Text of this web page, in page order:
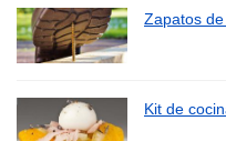
Zapatos
Kit de